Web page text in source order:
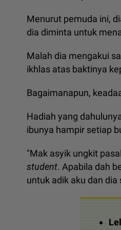
Menurut pemuda ini,
dia diminta untuk
Malah dia mengakui
ikhlas atas baktinya
Bagaimanapun,
Hadiah yang
ibunya hampir setiap
"Mak asyik ungkit
student. Apabila dah
untuk adik aku dan dia